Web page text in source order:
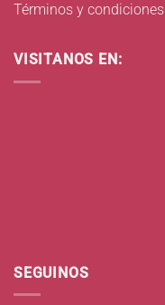
Términos y condiciones
VISITANOS EN:
SEGUINOS